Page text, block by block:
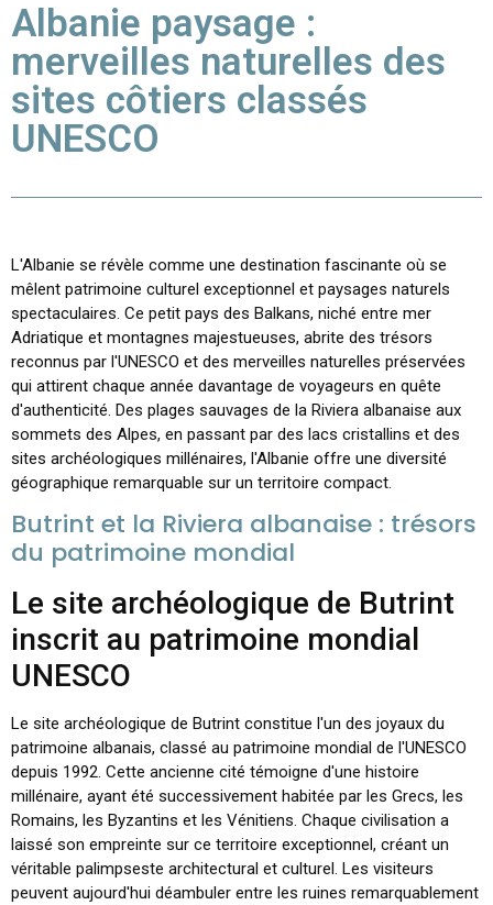
Albanie paysage :
merveilles naturelles des
sites côtiers classés
UNESCO
L'Albanie se révèle comme une destination fascinante où se
mêlent patrimoine culturel exceptionnel et paysages naturels
spectaculaires. Ce petit pays des Balkans, niché entre mer
Adriatique et montagnes majestueuses, abrite des trésors
reconnus par l'UNESCO et des merveilles naturelles préservées
qui attirent chaque année davantage de voyageurs en quête
d'authenticité. Des plages sauvages de la Riviera albanaise aux
sommets des Alpes, en passant par des lacs cristallins et des
sites archéologiques millénaires, l'Albanie offre une diversité
géographique remarquable sur un territoire compact.
Butrint et la Riviera albanaise : trésors
du patrimoine mondial
Le site archéologique de Butrint
inscrit au patrimoine mondial
UNESCO
Le site archéologique de Butrint constitue l'un des joyaux du
patrimoine albanais, classé au patrimoine mondial de l'UNESCO
depuis 1992. Cette ancienne cité témoigne d'une histoire
millénaire, ayant été successivement habitée par les Grecs, les
Romains, les Byzantins et les Vénitiens. Chaque civilisation a
laissé son empreinte sur ce territoire exceptionnel, créant un
véritable palimpseste architectural et culturel. Les visiteurs
peuvent aujourd'hui déambuler entre les ruines remarquablement